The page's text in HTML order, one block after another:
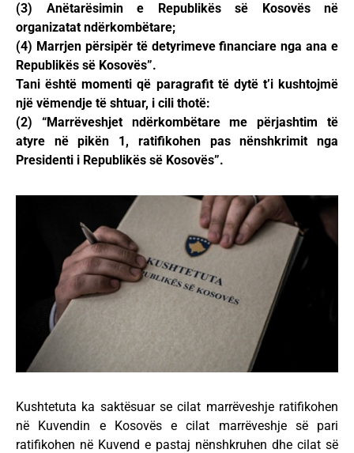
(3) Anëtarësimin e Republikës së Kosovës në
organizatat ndërkombëtare;
(4) Marrjen përsipër të detyrimeve financiare nga ana e
Republikës së Kosovës”.
Tani është momenti që paragrafit të dytë t’i kushtojmë
një vëmendje të shtuar, i cili thotë:
(2) “Marrëveshjet ndërkombëtare me përjashtim të
atyre në pikën 1, ratifikohen pas nënshkrimit nga
Presidenti i Republikës së Kosovës”.
Kushtetuta ka saktësuar se cilat marrëveshje ratifikohen
në Kuvendin e Kosovës e cilat marrëveshje së pari
ratifikohen në Kuvend e pastaj nënshkruhen dhe cilat së